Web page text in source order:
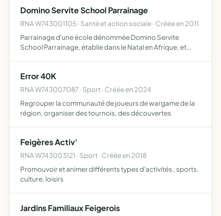
Domino Servite School Parrainage
RNA W743001105 · Santé et action sociale · Créée en 2011
Parrainage d'une école dénommée Domino Servite
School Parrainage, établie dans le Natal en Afrique, et
Error 40K
RNA W743007087 · Sport · Créée en 2024
Regrouper la communauté de joueurs de wargame de la
région, organiser des tournois, des découvertes
Feigères Activ'
RNA W743003121 · Sport · Créée en 2018
Promouvoir et animer différents types d'activités , sports,
culture, loisirs
Jardins Familiaux Feigerois